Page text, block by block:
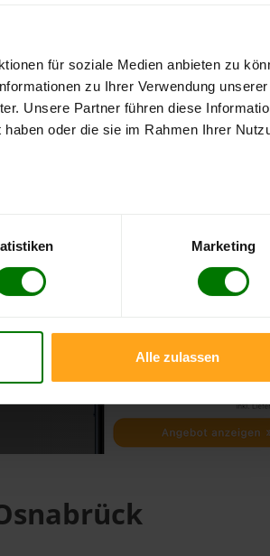
für soziale Medien anbieten zu
zu Ihrer Verwendung unserer
Unsere Partner führen diese
oder die sie im Rahmen Ihrer
Marketing
Alle zulassen